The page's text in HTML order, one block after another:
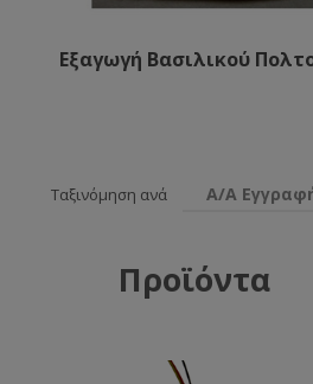
Εξαγωγή Βασιλικού
Ταξινόμηση ανά Α/Α
Προϊόντα